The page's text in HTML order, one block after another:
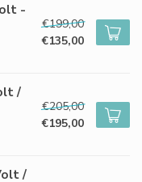
-
€199,00
€135,00
/
€205,00
€195,00
/